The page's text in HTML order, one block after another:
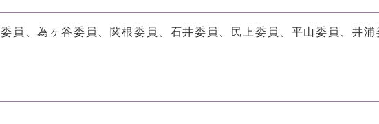
員、為ヶ谷委員、関根委員、石井委員、民上委員、平山委員、井浦